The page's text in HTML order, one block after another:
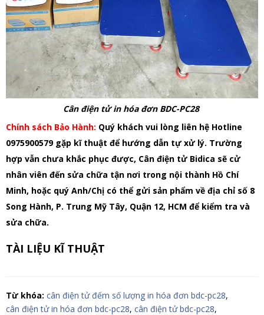
Cân điện tử in hóa đơn BDC-PC28
Chính sách Bảo Hành: Quý khách vui lòng liên hệ Hotline
0975900579 gặp kĩ thuật để hướng dẫn tự xử lý. Trường
hợp vẫn chưa khắc phục được, Cân điện tử Bidica sẽ cử
nhân viên đến sửa chữa tận nơi trong nội thành Hồ Chí
Minh, hoặc quý Anh/Chị có thể gửi sản phẩm về địa chỉ số 8
Song Hành, P. Trung Mỹ Tây, Quận 12, HCM để kiểm tra và
sửa chữa.
TÀI LIỆU KĨ THUẬT
Từ khóa: cân điện tử đếm số lượng in hóa đơn bdc-pc28,
cân điện tử in hóa đơn bdc-pc28, cân điện tử bdc-pc28,